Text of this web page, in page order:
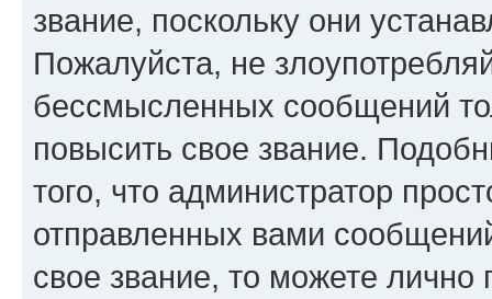
звание, поскольку они
Пожалуйста, не
бессмысленных сообщений
повысить свое звание.
того, что администратор
отправленных вами
свое звание, то можете лично